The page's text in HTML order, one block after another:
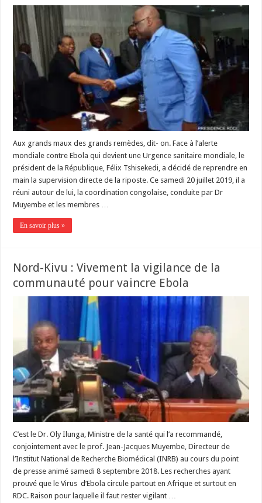
Aux grands maux des grands remèdes, dit- on. Face à l’alerte
mondiale contre Ebola qui devient une Urgence sanitaire mondiale, le
président de la République, Félix Tshisekedi, a décidé de reprendre en
main la supervision directe de la riposte. Ce samedi 20 juillet 2019, il a
réuni autour de lui, la coordination congolaise, conduite par Dr
Muyembe et les membres …
En savoir plus »
Nord-Kivu : Vivement la vigilance de la
communauté pour vaincre Ebola
C’est le Dr. Oly Ilunga, Ministre de la santé qui l’a recommandé,
conjointement avec le prof. Jean-Jacques Muyembe, Directeur de
l’Institut National de Recherche Biomédical (INRB) au cours du point
de presse animé samedi 8 septembre 2018. Les recherches ayant
prouvé que le Virus d’Ebola circule partout en Afrique et surtout en
RDC. Raison pour laquelle il faut rester vigilant …